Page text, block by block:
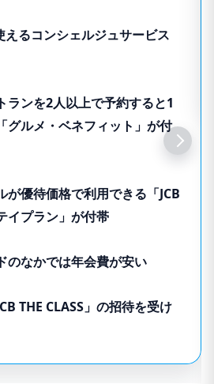
えるコンシェルジュサービス
ランを2人以上で予約すると1
グルメ・ベネフィット」が付
が優待価格で利用できる「JCB
イプラン」が付帯
のなかでは年会費が安い
THE CLASS」の招待を受け